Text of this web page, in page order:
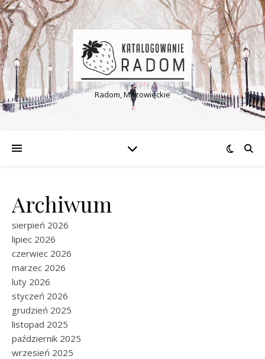
Radom, Mazowieckie
Archiwum
sierpień 2026
lipiec 2026
czerwiec 2026
marzec 2026
luty 2026
styczeń 2026
grudzień 2025
listopad 2025
październik 2025
wrzesień 2025